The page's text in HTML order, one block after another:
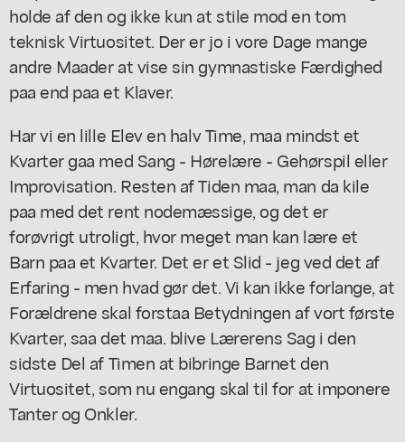
holde af den og ikke kun at stile mod en tom
teknisk Virtuositet. Der er jo i vore Dage mange
andre Maader at vise sin gymnastiske Færdighed
paa end paa et Klaver.
Har vi en lille Elev en halv Time, maa mindst et
Kvarter gaa med Sang - Hørelære - Gehørspil eller
Improvisation. Resten af Tiden maa, man da kile
paa med det rent nodemæssige, og det er
forøvrigt utroligt, hvor meget man kan lære et
Barn paa et Kvarter. Det er et Slid - jeg ved det af
Erfaring - men hvad gør det. Vi kan ikke forlange, at
Forældrene skal forstaa Betydningen af vort første
Kvarter, saa det maa. blive Lærerens Sag i den
sidste Del af Timen at bibringe Barnet den
Virtuositet, som nu engang skal til for at imponere
Tanter og Onkler.